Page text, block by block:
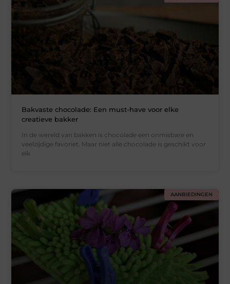
Bakvaste chocolade: Een must-have voor elke
creatieve bakker
In de wereld van bakken is chocolade een onmisbare en
veelzijdige favoriet. Maar niet alle chocolade is geschikt voor
elk
AANBIEDINGEN